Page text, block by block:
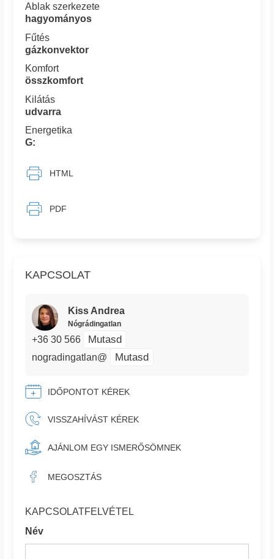
KAPCSOLAT
Kiss Andrea
Nógrádingatlan
+36 30 566 Mutasd
nogradingatlan@ Mutasd
IDŐPONTOT KÉREK
VISSZAHÍVÁST KÉREK
AJÁNLOM EGY ISMERŐSÖMNEK
MEGOSZTÁS
KAPCSOLATFELVÉTEL
Név
Ablak szerkezete
hagyományos
Fűtés
gázkonvektor
Komfort
összkomfort
Kilátás
udvarra
Energetika
G:
HTML
PDF